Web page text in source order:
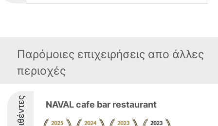
Παρόμοιες επιχειρήσεις απο άλλες
περιοχές
NAVAL cafe bar restaurant